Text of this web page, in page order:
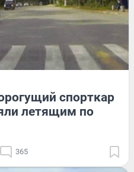
спорткар
летящим по
365